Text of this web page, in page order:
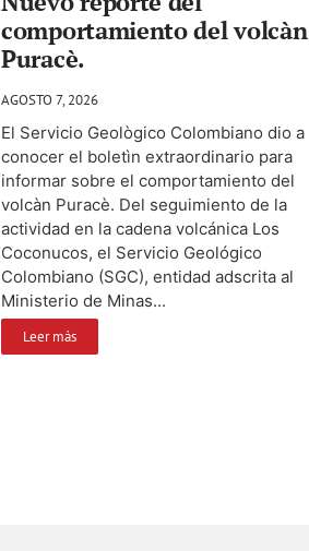
comportamiento del volcàn
Puracè.
AGOSTO 7, 2026
El Servicio Geològico Colombiano dio a
conocer el boletìn extraordinario para
informar sobre el comportamiento del
volcàn Puracè. Del seguimiento de la
actividad en la cadena volcánica Los
Coconucos, el Servicio Geológico
Colombiano (SGC), entidad adscrita al
Ministerio de Minas...
Leer más